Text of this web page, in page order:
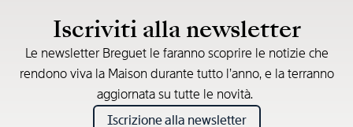
Iscriviti alla newsletter
Le newsletter Breguet le faranno scoprire le notizie che
rendono viva la Maison durante tutto l’anno, e la terranno
aggiornata su tutte le novità.
Iscrizione alla newsletter